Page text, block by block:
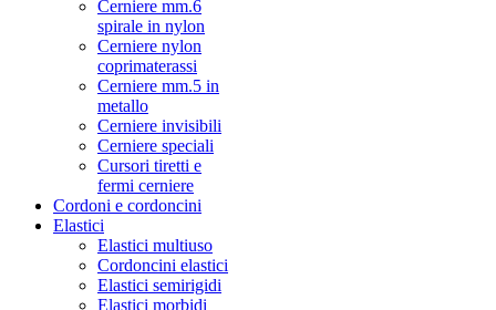
Cerniere mm.6
spirale in nylon
Cerniere nylon
coprimaterassi
Cerniere mm.5 in
metallo
Cerniere invisibili
Cerniere speciali
Cursori tiretti e
fermi cerniere
Cordoni e cordoncini
Elastici
Elastici multiuso
Cordoncini elastici
Elastici semirigidi
Elastici morbidi